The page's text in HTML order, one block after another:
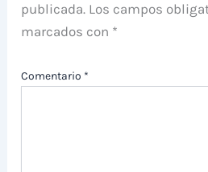
publicada. Los campos
marcados con *
Comentario *